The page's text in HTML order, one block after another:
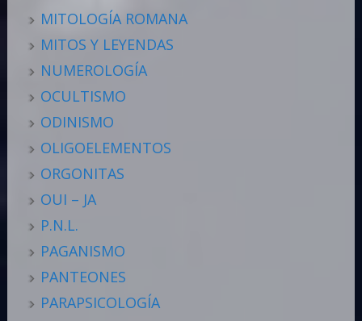
MITOLOGÍA ROMANA
MITOS Y LEYENDAS
NUMEROLOGÍA
OCULTISMO
ODINISMO
OLIGOELEMENTOS
ORGONITAS
OUI – JA
P.N.L.
PAGANISMO
PANTEONES
PARAPSICOLOGÍA